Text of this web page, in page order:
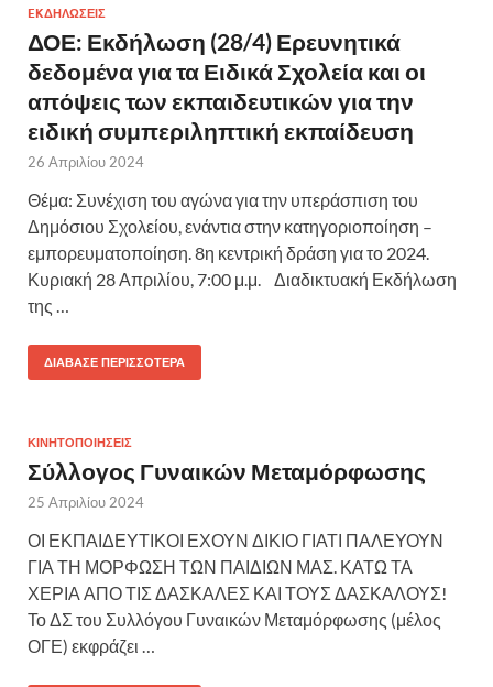
EKΔΗΛΩΣΕΙΣ
ΔΟΕ: Εκδήλωση (28/4) Ερευνητικά
δεδομένα για τα Ειδικά Σχολεία και οι
απόψεις των εκπαιδευτικών για την
ειδική συμπεριληπτική εκπαίδευση
26 Απριλίου 2024
Θέμα: Συνέχιση του αγώνα για την υπεράσπιση του
Δημόσιου Σχολείου, ενάντια στην κατηγοριοποίηση –
εμπορευματοποίηση. 8η κεντρική δράση για το 2024.
Κυριακή 28 Απριλίου, 7:00 μ.μ. Διαδικτυακή Εκδήλωση
της …
ΔΙΆΒΑΣΕ ΠΕΡΙΣΣΌΤΕΡΑ
ΚΙΝΗΤΟΠΟΙΗΣΕΙΣ
Σύλλογος Γυναικών Μεταμόρφωσης
25 Απριλίου 2024
ΟΙ ΕΚΠΑΙΔΕΥΤΙΚΟΙ ΕΧΟΥΝ ΔΙΚΙΟ ΓΙΑΤΙ ΠΑΛΕΥΟΥΝ
ΓΙΑ ΤΗ ΜΟΡΦΩΣΗ ΤΩΝ ΠΑΙΔΙΩΝ ΜΑΣ. ΚΑΤΩ ΤΑ
ΧΕΡΙΑ ΑΠΟ ΤΙΣ ΔΑΣΚΑΛΕΣ ΚΑΙ ΤΟΥΣ ΔΑΣΚΑΛΟΥΣ!
Το ΔΣ του Συλλόγου Γυναικών Μεταμόρφωσης (μέλος
ΟΓΕ) εκφράζει …